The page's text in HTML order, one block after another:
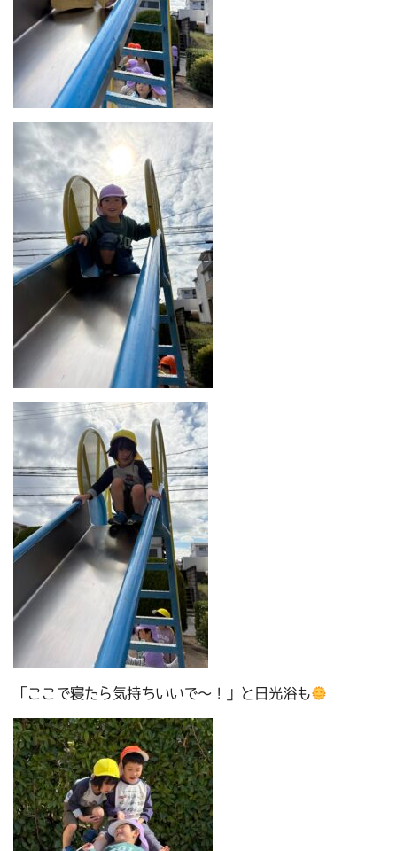
「ここで寝たら気持ちいいで～！」と日光浴も